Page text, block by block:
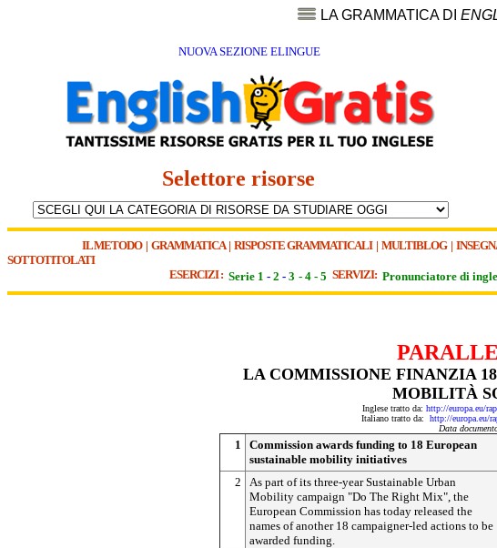
LA GRAMMATICA DI
NUOVA SEZIONE ELINGUE
Selettore risorse
IL METODO| GRAMMATICA| RISPOSTE GRAMMATICALI| MULTIBLOG|
SOTTOTITOLATI
ESERCIZI : Serie 1 - 2 - 3 - 4 - 5 SERVIZI: Pronunciatore di
LA COMMISSIONE FINANZIA
MOBILITÀ
Inglese tratto da: http://europa.eu/
Italiano tratto da: http://europa.eu/
Data
1
Commission awards funding to 18 European
sustainable mobility initiatives
2
As part of its three-year Sustainable Urban
Mobility campaign "Do The Right Mix", the
European Commission has today released the
names of another 18 campaigner-led actions to be
awarded funding.